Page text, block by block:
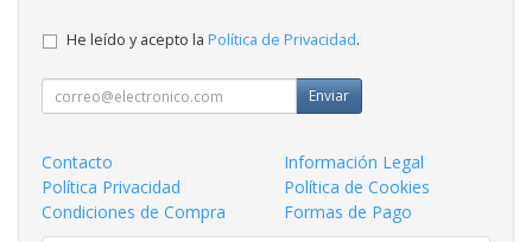
He leído y acepto la Política de Privacidad.
Enviar
Contacto
Información Legal
Política Privacidad
Política de Cookies
Condiciones de Compra
Formas de Pago